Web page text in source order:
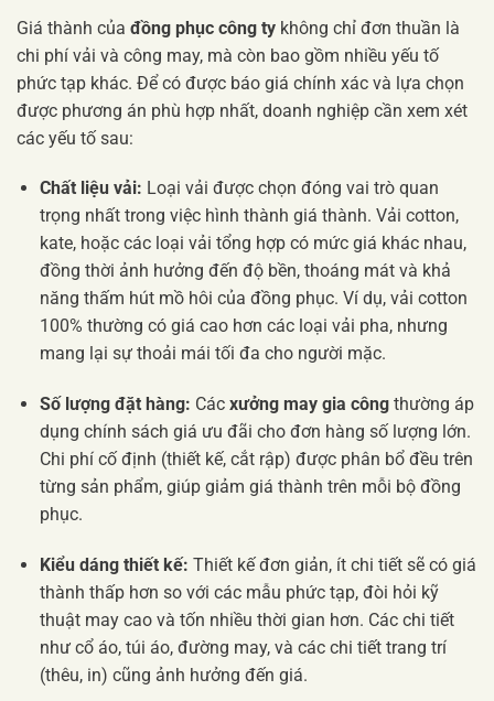
Giá thành của đồng phục công ty không chỉ đơn thuần là
chi phí vải và công may, mà còn bao gồm nhiều yếu tố
phức tạp khác. Để có được báo giá chính xác và lựa chọn
được phương án phù hợp nhất, doanh nghiệp cần xem xét
các yếu tố sau:
Chất liệu vải: Loại vải được chọn đóng vai trò quan
trọng nhất trong việc hình thành giá thành. Vải cotton,
kate, hoặc các loại vải tổng hợp có mức giá khác nhau,
đồng thời ảnh hưởng đến độ bền, thoáng mát và khả
năng thấm hút mồ hôi của đồng phục. Ví dụ, vải cotton
100% thường có giá cao hơn các loại vải pha, nhưng
mang lại sự thoải mái tối đa cho người mặc.
Số lượng đặt hàng: Các xưởng may gia côngthường áp
dụng chính sách giá ưu đãi cho đơn hàng số lượng lớn.
Chi phí cố định (thiết kế, cắt rập) được phân bổ đều trên
từng sản phẩm, giúp giảm giá thành trên mỗi bộ đồng
phục.
Kiểu dáng thiết kế: Thiết kế đơn giản, ít chi tiết sẽ có giá
thành thấp hơn so với các mẫu phức tạp, đòi hỏi kỹ
thuật may cao và tốn nhiều thời gian hơn. Các chi tiết
như cổ áo, túi áo, đường may, và các chi tiết trang trí
(thêu, in) cũng ảnh hưởng đến giá.